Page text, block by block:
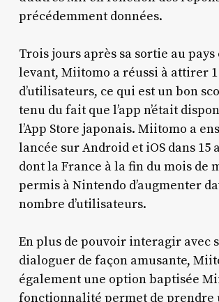
précédemment données.
Trois jours après sa sortie au
levant, Miitomo a réussi à attirer
d’utilisateurs, ce qui est un bon
tenu du fait que l’app n’était
l’App Store japonais. Miitomo a
lancée sur Android et iOS dans 15
dont la France à la fin du mois de
permis à Nintendo d’augmenter
nombre d’utilisateurs.
En plus de pouvoir interagir avec
dialoguer de façon amusante,
également une option baptisée
fonctionnalité permet de prendre